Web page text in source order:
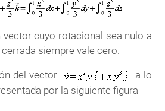
vector cuyo rotacional sea nulo a
siempre vale cero.
del vector
a lo
por la siguiente figura